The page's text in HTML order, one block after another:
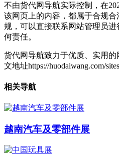
不由货代网导航实际控制，在
该网页上的内容，都属于合规
规，可以直接联系网站管理员
何责任。
货代网导航致力于优质、实用的
文地址https://huodaiwang.com/
相关导航
越南汽车及零部件展